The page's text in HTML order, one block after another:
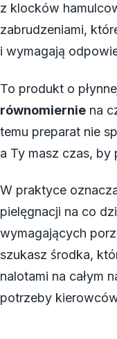
z klocków
zabrudzeniami,
i wymagają
To produkt o
równomiernie na
temu preparat nie
a Ty masz czas, by
W praktyce
pielęgnacji na co
wymagających
szukasz środka,
nalotami na całym
potrzeby